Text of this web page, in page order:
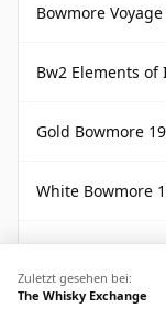
Bowmore
Bw2 Elements of
Gold Bowmore
White Bowmore
White Bowmore
Zuletzt gesehen bei:
The Whisky Exchange